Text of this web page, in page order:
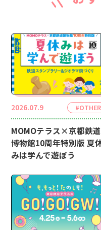
2026.07.9 #OTHER
MOMOテラス×京都鉄道
博物館10周年特別版 夏
みは学んで遊ぼう